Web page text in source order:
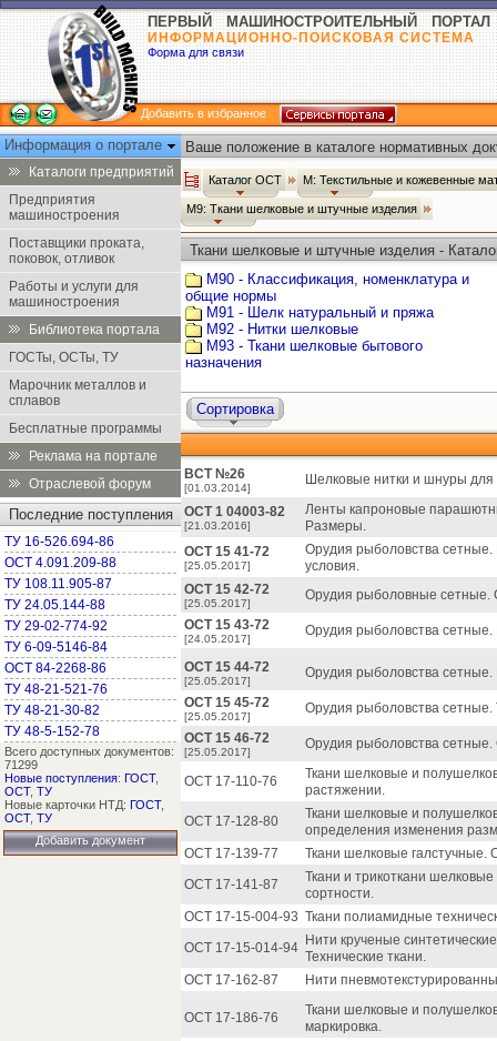
ПЕРВЫЙ МАШИНОСТРОИТЕЛЬНЫЙ ПОРТАЛ
ИНФОРМАЦИОННО-ПОИСКОВАЯ СИСТЕМА
Форма для связи
Добавить в избранное
Информация о портале
Каталоги предприятий
Предприятия
машиностроения
Поставщики проката,
поковок, отливок
Работы и услуги для
машиностроения
Библиотека портала
ГОСТы, ОСТы, ТУ
Марочник металлов и
сплавов
Бесплатные программы
Реклама на портале
Отраслевой форум
Последние поступления
ТУ 16-526.694-86
ОСТ 4.091.209-88
ТУ 108.11.905-87
ТУ 24.05.144-88
ТУ 29-02-774-92
ТУ 6-09-5146-84
ОСТ 84-2268-86
ТУ 48-21-521-76
ТУ 48-21-30-82
ТУ 48-5-152-78
Всего доступных документов:
71299
Новые поступления: ГОСТ,
ОСТ, ТУ
Новые карточки НТД: ГОСТ,
ОСТ, ТУ
Добавить документ
Ваше положение в каталоге нормативных
Каталог ОСТ М: Текстильные и кожевенные
М9: Ткани шелковые и штучные изделия
Ткани шелковые и штучные изделия -
М90 - Классификация, номенклатура и
общие нормы
М91 - Шелк натуральный и пряжа
М92 - Нитки шелковые
М93 - Ткани шелковые бытового
назначения
Сортировка
ВСТ №26
[01.03.2014]
Шелковые нитки и шнуры для
ОСТ 1 04003-82
[21.03.2016]
Ленты капроновые
Размеры.
ОСТ 15 41-72
[25.05.2017]
Орудия рыболовства
условия.
ОСТ 15 42-72
[25.05.2017]
Орудия рыболовные сетные.
ОСТ 15 43-72
[24.05.2017]
Орудия рыболовства
ОСТ 15 44-72
[25.05.2017]
Орудия рыболовства
ОСТ 15 45-72
[25.05.2017]
Орудия рыболовства
ОСТ 15 46-72
[25.05.2017]
Орудия рыболовства
ОСТ 17-110-76
Ткани шелковые и
растяжении.
ОСТ 17-128-80
Ткани шелковые и
определения изменения
ОСТ 17-139-77
Ткани шелковые галстучные.
ОСТ 17-141-87
Ткани и трикоткани
сортности.
ОСТ 17-15-004-93 Ткани полиамидные
ОСТ 17-15-014-94 Нити крученые
Технические ткани.
ОСТ 17-162-87
Нити
ОСТ 17-186-76
Ткани шелковые и
маркировка.